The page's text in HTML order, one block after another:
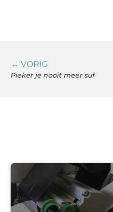
← VORIG
Pieker je nooit meer suf